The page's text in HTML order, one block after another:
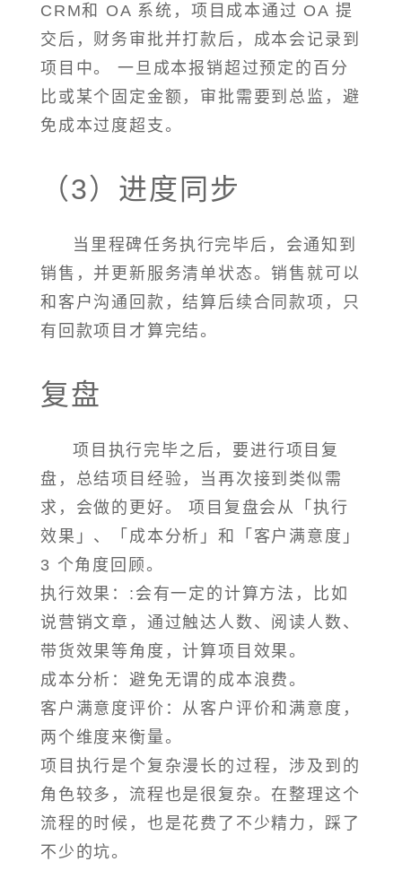
CRM和 OA 系统，项目成本通过 OA 提
交后，财务审批并打款后，成本会记录到
项目中。 一旦成本报销超过预定的百分
比或某个固定金额，审批需要到总监，避
免成本过度超支。
（3）进度同步
当里程碑任务执行完毕后，会通知到
销售，并更新服务清单状态。销售就可以
和客户沟通回款，结算后续合同款项，只
有回款项目才算完结。
复盘
项目执行完毕之后，要进行项目复
盘，总结项目经验，当再次接到类似需
求，会做的更好。 项目复盘会从「执行
效果」、「成本分析」和「客户满意度」
3 个角度回顾。
执行效果：:会有一定的计算方法，比如
说营销文章，通过触达人数、阅读人数、
带货效果等角度，计算项目效果。
成本分析：避免无谓的成本浪费。
客户满意度评价：从客户评价和满意度，
两个维度来衡量。
项目执行是个复杂漫长的过程，涉及到的
角色较多，流程也是很复杂。在整理这个
流程的时候，也是花费了不少精力，踩了
不少的坑。